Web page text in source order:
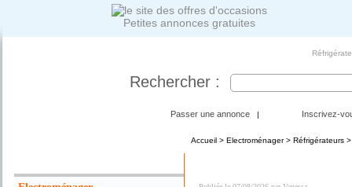
Petites annonces gratuites
Rechercher :
Passer une annonce | Inscrivez-
Accueil> Electroménager> Réfrigérateurs>